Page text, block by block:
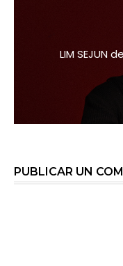
LIM SEJUN
PUBLICAR UN